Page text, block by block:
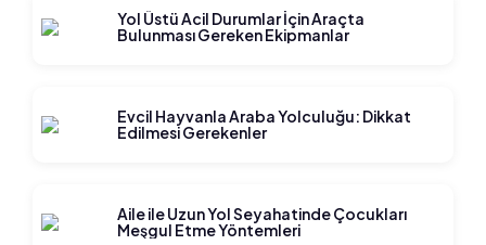
Yol Üstü Acil Durumlar İçin Araçta
Bulunması Gereken Ekipmanlar
Evcil Hayvanla Araba Yolculuğu: Dikkat
Edilmesi Gerekenler
Aile ile Uzun Yol Seyahatinde Çocukları
Meşgul Etme Yöntemleri